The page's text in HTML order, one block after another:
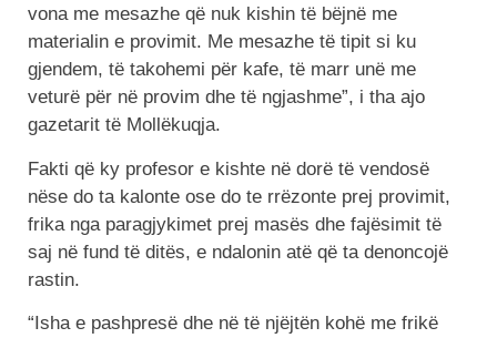
vona me mesazhe që nuk kishin të bëjnë me
materialin e provimit. Me mesazhe të tipit si ku
gjendem, të takohemi për kafe, të marr unë me
veturë për në provim dhe të ngjashme”, i tha ajo
gazetarit të Mollëkuqja.
Fakti që ky profesor e kishte në dorë të vendosë
nëse do ta kalonte ose do te rrëzonte prej provimit,
frika nga paragjykimet prej masës dhe fajësimit të
saj në fund të ditës, e ndalonin atë që ta denoncojë
rastin.
“Isha e pashpresë dhe në të njëjtën kohë me frikë